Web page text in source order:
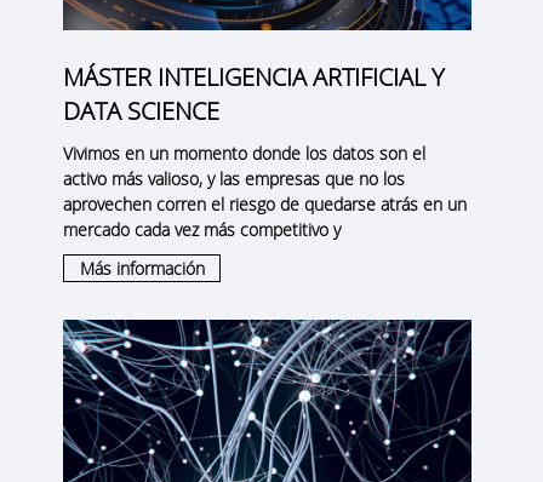
MÁSTER INTELIGENCIA ARTIFICIAL Y
DATA SCIENCE
Vivimos en un momento donde los datos son el
activo más valioso, y las empresas que no los
aprovechen corren el riesgo de quedarse atrás en un
mercado cada vez más competitivo y
Más información